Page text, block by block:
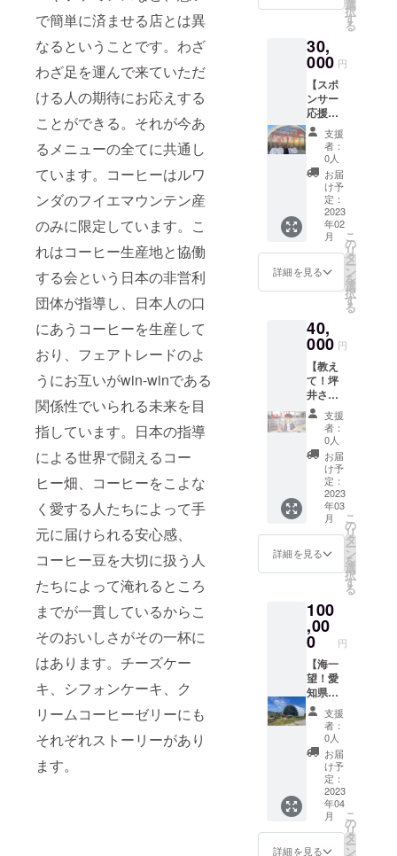
で簡単に済ませる店とは異
なるということです。わざ
わざ足を運んで来ていただ
ける人の期待にお応えする
ことができる。それが今あ
るメニューの全てに共通し
ています。コーヒーはルワ
ンダのフイエマウンテン産
のみに限定しています。こ
れはコーヒー生産地と協働
する会という日本の非営利
団体が指導し、日本人の口
にあうコーヒーを生産して
おり、フェアトレードのよ
うにお互いがwin-winである
関係性でいられる未来を目
指しています。日本の指導
による世界で闘えるコー
ヒー畑、コーヒーをこよな
く愛する人たちによって手
元に届けられる安心感、
コーヒー豆を大切に扱う人
たちによって淹れるところ
までが一貫しているからこ
そのおいしさがその一杯に
はあります。チーズケー
キ、シフォンケーキ、ク
リームコーヒーゼリーにも
それぞれストーリーがあり
ます。
り・郵
送不可
※20歳未
満の者
による
飲酒は
法令で
禁止さ
れてい
ます。
20歳未
満の方
はこの
リター
ンを選
ません
時に特
別券が
添付さ
れた
メール
をご提
示いた
だきま
す。
※20歳未
満の者
による
飲酒は
法令で
禁止さ
れてい
ます。
リター
ンを選
択でき
ません
※店舗で
のみご
利用可
能、持
ち帰
り・郵
送不可
リーを
シュし
てカ
ルーア
ミルク
に注
ぎ、特
製ク
リーム
とミン
トを添
えた超
オスス
メカク
テルの
命名権
です！
これ正
す。 ※
ご来店
時に試
飲(1杯)
して命
名して
いただ
きたい
と思っ
ており
ます。
※20歳未
満の者
による
飲酒は
法令で
禁止さ
満の方
はこの
リター
ンを選
択でき
ませ
ん。」
選
択
す
る
30,
000 円
【スポ
ンサー
応援
コース
通常サ
イズ】
whole吉
祥寺店
にお名
前や御
社社
名、御
社ロゴ
をイン
テリア
いたし
直筆御
礼手紙
と特別
進捗レ
ポート
をメー
ルにて
配信い
たしま
す！ 掲
載期間:
お店が
続く限
り 掲載
方法:ロ
ゴorバ
ナーを
Instagr
amへ掲
載 ロ
ゴ・バ
ナー受
取方法:
メール
にて案
内をお
送りい
たしま
すので
返信の
形で
PDF
ファイ
ルとし
て送信
支援
者：
0人
お届
け予
定：
2023
年02
月
詳細を見る
こ
の
リ
タ
ー
ン
を
選
択
す
る
40,
000 円
【教え
て！坪
井さ
ん！】
共同経
営者兼
建築屋
の坪井
さんに
個別相
談がで
きま
す！ 建
築のこ
とでも
プラン
でもど
んなこ
とで
も！ お
時間は2
時間×2
回で
す！ ※
公序良
俗に反
する内
容、 法
令に違
反する
内容な
どはお
受けで
きませ
支援
者：
0人
お届
け予
定：
2023
年03
月
詳細を見る
こ
の
リ
タ
ー
ン
を
選
択
す
る
100
,00
0 円
【海一
望！愛
知県に
ある野
間本店
貸切
権】愛
知県知
多半島
にある
野間本
店を貸
切るこ
とがで
支援
者：
0人
お届
け予
定：
2023
年04
月
詳細を見る
こ
の
リ
タ
ー
ン